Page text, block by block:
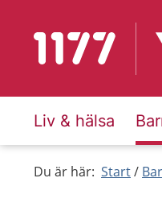
Till startsidan för
Liv & hälsa
Du är här: Start